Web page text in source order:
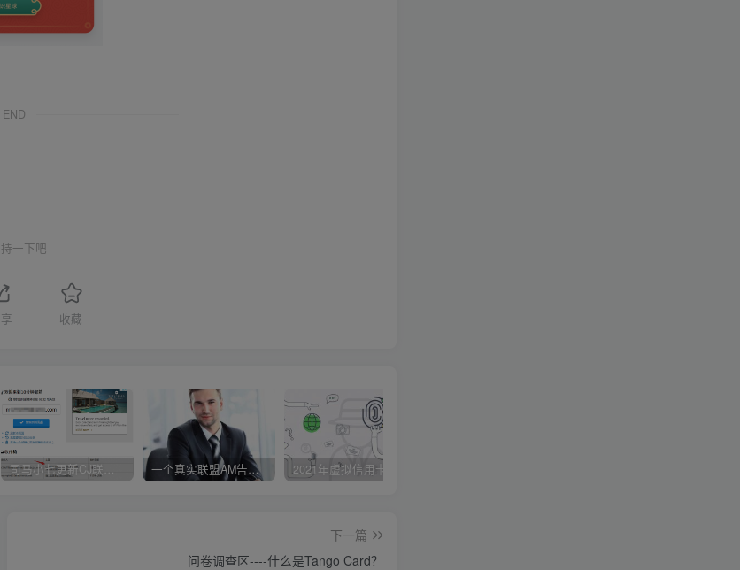
一下吧
收藏
司马小七更新CJ联盟大路货的新版注册教程！ 一个真实联盟AM告诉你选择OFFER的技巧！
下一篇
问卷调查区----什么是Tango Card？